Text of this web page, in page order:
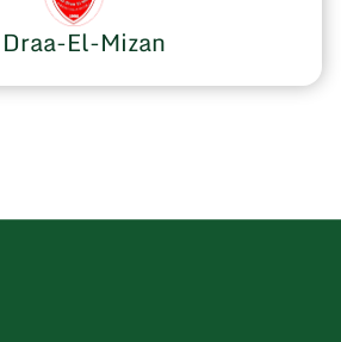
Draa-El-Mizan